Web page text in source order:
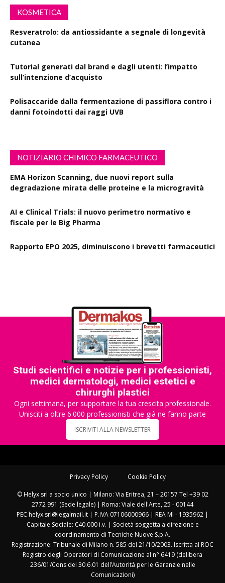
KOSMETICA
Resveratrolo: da antiossidante a segnale di longevità
cutanea
Tutorial generati dal brand e dagli utenti: l’impatto
sull’intenzione d’acquisto
Polisaccaride dalla fermentazione di passiflora contro i
danni fotoindotti dai raggi UVB
NOTIZIARIO CHIMICO FARMACEUTICO
EMA Horizon Scanning, due nuovi report sulla
degradazione mirata delle proteine e la microgravità
AI e Clinical Trials: il nuovo perimetro normativo e
fiscale per le Big Pharma
Rapporto EPO 2025, diminuiscono i brevetti farmaceutici
Studi scientifici e notizie per i professionisti,
medici dermatologi, medici estetici e
chirurghi plastici
Ogni settimana, per supportare la tua crescita professionale.
Unisciti a oltre 6.000 professionisti che già ne fanno parte
ISCRIVITI ALLA NEWSLETTER
Privacy Policy Cookie Policy
© Helyx srl a socio unico | Milano: Via Eritrea, 21 – 20157 Tel +39 02
2772 991 (Sede legale) | Roma: Viale dell'Arte, 25 - 00144
PEC helyx.srl@legalmail.it | P.IVA 07106000966 | REA MI - 1935962 |
Capitale Sociale: €40.000 i.v. | Società soggetta a direzione e
coordinamento di Tecniche Nuove S.p.A.
Registrazione: Tribunale di Milano n. 585 del 21/10/2003. Iscritta al ROC
Registro degli Operatori di Comunicazione al n° 6419 (delibera
236/01/Cons del 30.6.01 dell’Autorità per le Garanzie nelle
Comunicazioni)